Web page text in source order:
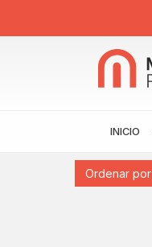
INICIO
Ordenar por